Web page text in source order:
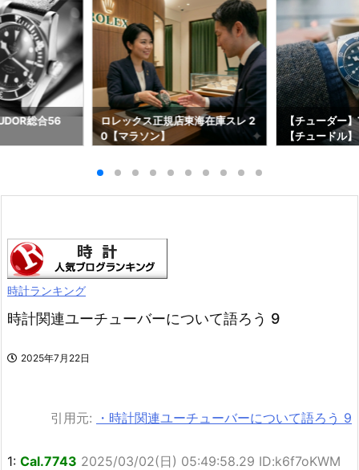
総合56
ロレックス正規店東海在庫スレ 2
0【マラソン】
【チューダー
【チュードル】
時計ランキング
時計関連ユーチューバーについて語ろう 9
2025年7月22日
引用元: ・時計関連ユーチューバーについて語ろう 9
1: Cal.7743 2025/03/02(日) 05:49:58.29 ID:k6f7oKWM